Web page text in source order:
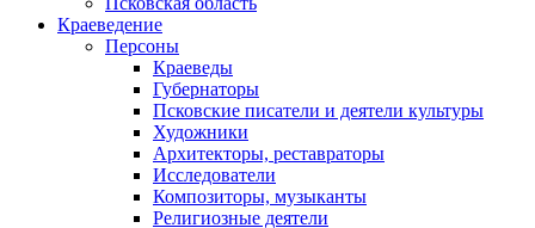
Краеведение
Персоны
Краеведы
Губернаторы
Псковские писатели и деятели культуры
Художники
Архитекторы, реставраторы
Исследователи
Композиторы, музыканты
Религиозные деятели